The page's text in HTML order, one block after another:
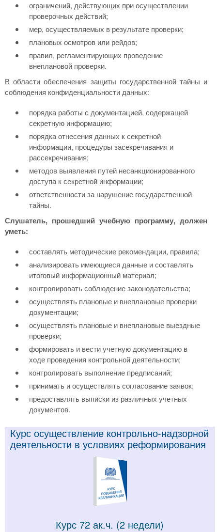
ограничений, действующих при осуществлении
проверочных действий;
мер, осуществляемых в результате проверки;
плановых осмотров или рейдов;
правил, регламентирующих проведение
внеплановой проверки.
В области обеспечения защиты государственной тайны и
соблюдения конфиденциальности данных:
порядка работы с документацией, содержащей
секретную информацию;
порядка отнесения данных к секретной
информации, процедуры засекречивания и
рассекречивания;
методов выявления путей несанкционированного
доступа к секретной информации;
ответственности за нарушение государственной
тайны.
Слушатель, прошедший учебную программу, должен
уметь:
составлять методические рекомендации, правила;
анализировать имеющиеся данные и составлять
итоговый информационный материал;
контролировать соблюдение законодательства;
осуществлять плановые и внеплановые проверки
документации;
осуществлять плановые и внеплановые выездные
проверки;
формировать и вести учетную документацию в
ходе проведения контрольной деятельности;
контролировать выполнение предписаний;
принимать и осуществлять согласование заявок;
предоставлять выписки из различных учетных
документов.
Курс осуществление контрольно-надзорной
деятельности в условиях реформирования
Курс 72 ак.ч. (2 недели)